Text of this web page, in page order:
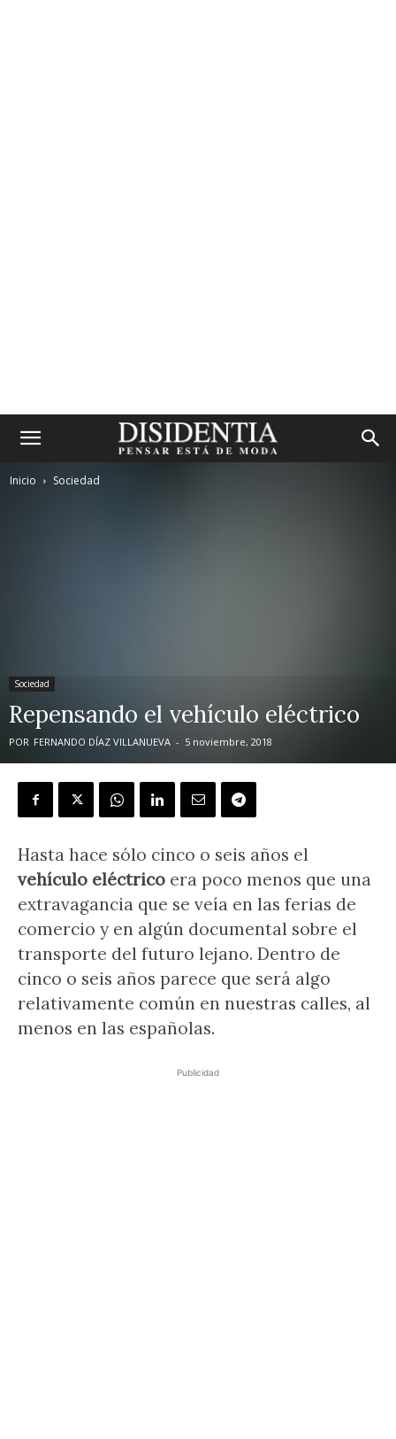
Inicio Sociedad
Sociedad
Repensando el vehículo eléctrico
POR FERNANDO DÍAZ VILLANUEVA - 5 noviembre, 2018
Hasta hace sólo cinco o seis años el
vehículo eléctrico era poco menos que una
extravagancia que se veía en las ferias de
comercio y en algún documental sobre el
transporte del futuro lejano. Dentro de
cinco o seis años parece que será algo
relativamente común en nuestras calles, al
menos en las españolas.
Publicidad